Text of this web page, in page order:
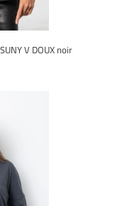
V DOUX noir